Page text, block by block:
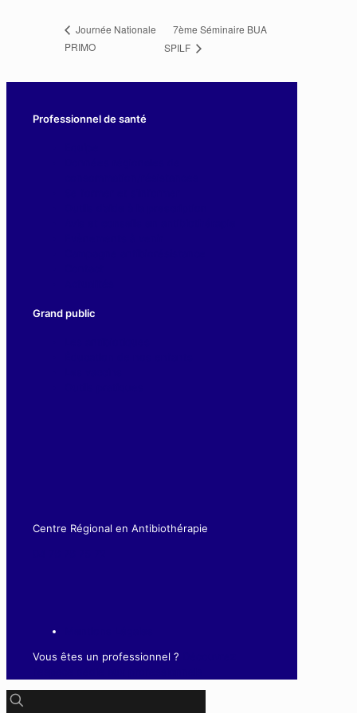
Journée Nationale
PRIMO
7ème Séminaire BUA
SPILF
Professionnel de santé
Grand public
Centre Régional en Antibiothérapie
Vous êtes un professionnel ?